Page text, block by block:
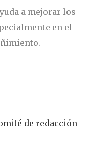
a mejorar los
en el
de redacción